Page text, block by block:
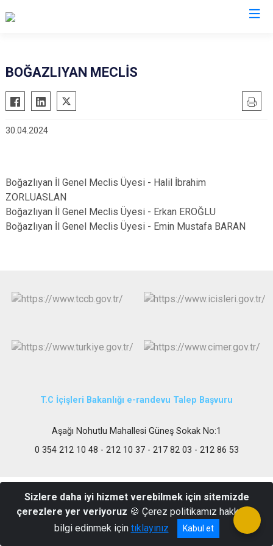
BOĞAZLIYAN MECLİS
30.04.2024
Boğazlıyan İl Genel Meclis Üyesi - Halil İbrahim
ZORLUASLAN
Boğazlıyan İl Genel Meclis Üyesi - Erkan EROĞLU
Boğazlıyan İl Genel Meclis Üyesi - Emin Mustafa BARAN
T.C İçişleri Bakanlığı e-randevu Talep Başvuru
Aşağı Nohutlu Mahallesi Güneş Sokak No:1
0 354 212 10 48 - 212 10 37 - 217 82 03 - 212 86 53
Sizlere daha iyi hizmet verebilmek için sitemizde
çerezlere yer veriyoruz 🍪 Çerez politikamız hakkında
bilgi edinmek için tıklayınız Kabul et